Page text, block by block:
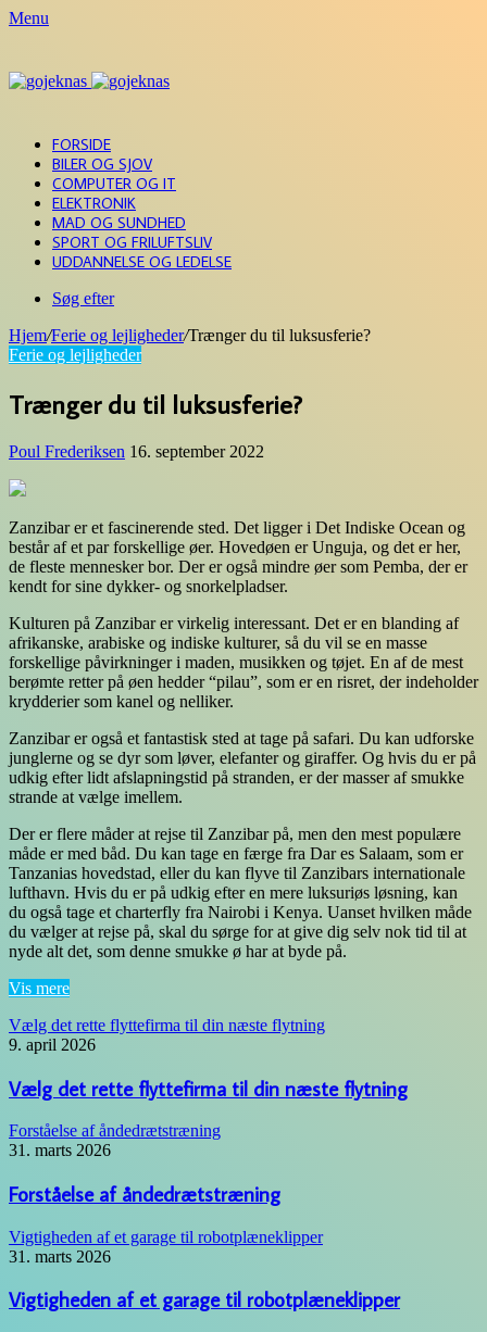
Menu
FORSIDE
BILER OG SJOV
COMPUTER OG IT
ELEKTRONIK
MAD OG SUNDHED
SPORT OG FRILUFTSLIV
UDDANNELSE OG LEDELSE
Søg efter
Hjem/Ferie og lejligheder/Trænger du til luksusferie?
Ferie og lejligheder
Trænger du til luksusferie?
Poul Frederiksen 16. september 2022
Zanzibar er et fascinerende sted. Det ligger i Det Indiske Ocean og
består af et par forskellige øer. Hovedøen er Unguja, og det er her,
de fleste mennesker bor. Der er også mindre øer som Pemba, der er
kendt for sine dykker- og snorkelpladser.
Kulturen på Zanzibar er virkelig interessant. Det er en blanding af
afrikanske, arabiske og indiske kulturer, så du vil se en masse
forskellige påvirkninger i maden, musikken og tøjet. En af de mest
berømte retter på øen hedder “pilau”, som er en risret, der indeholder
krydderier som kanel og nelliker.
Zanzibar er også et fantastisk sted at tage på safari. Du kan udforske
junglerne og se dyr som løver, elefanter og giraffer. Og hvis du er på
udkig efter lidt afslapningstid på stranden, er der masser af smukke
strande at vælge imellem.
Der er flere måder at rejse til Zanzibar på, men den mest populære
måde er med båd. Du kan tage en færge fra Dar es Salaam, som er
Tanzanias hovedstad, eller du kan flyve til Zanzibars internationale
lufthavn. Hvis du er på udkig efter en mere luksuriøs løsning, kan
du også tage et charterfly fra Nairobi i Kenya. Uanset hvilken måde
du vælger at rejse på, skal du sørge for at give dig selv nok tid til at
nyde alt det, som denne smukke ø har at byde på.
Vis mere
Vælg det rette flyttefirma til din næste flytning
9. april 2026
Vælg det rette flyttefirma til din næste flytning
Forståelse af åndedrætstræning
31. marts 2026
Forståelse af åndedrætstræning
Vigtigheden af et garage til robotplæneklipper
31. marts 2026
Vigtigheden af et garage til robotplæneklipper